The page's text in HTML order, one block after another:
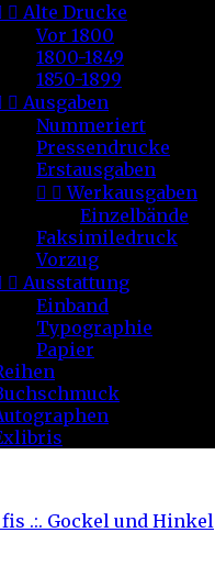
 Alte Drucke
Vor 1800
1800-1849
1850-1899
 Ausgaben
Nummeriert
Pressendrucke
Erstausgaben
  Werkausgaben
Einzelbände
Faksimiledruck
Vorzug
 Ausstattung
Einband
Typographie
Papier
.:. Gockel und Hinkel